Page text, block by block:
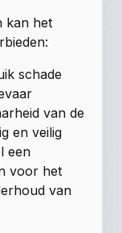
kan het
schade
van de
en veilig
een
voor het
van